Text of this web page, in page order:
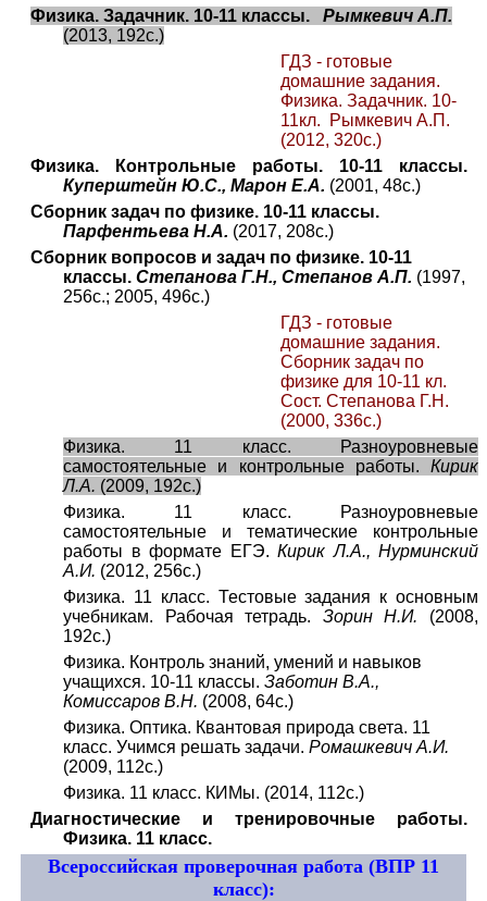
Физика. Задачник. 10-11 классы.
Рымкевич А.П.
(2013, 192с.)
ГДЗ - готовые
домашние задания.
Физика. Задачник. 10-
11кл. Рымкевич А.П.
(2012, 320с.)
Физика. Контрольные работы. 10-11 классы.
Куперштейн Ю.С., Марон Е.А. (2001, 48с.)
Сборник задач по физике. 10-11 классы.
Парфентьева Н.А. (2017, 208с.)
Сборник вопросов и задач по физике. 10-11
классы. Степанова Г.Н., Степанов А.П. (1997,
256с.; 2005, 496с.)
ГДЗ - готовые
домашние задания.
Сборник задач по
физике для 10-11 кл.
Сост. Степанова Г.Н.
(2000, 336с.)
Физика. 11 класс. Разноуровневые
самостоятельные и контрольные работы. Кирик
Л.А. (2009, 192с.)
Физика. 11 класс. Разноуровневые
самостоятельные и тематические контрольные
работы в формате ЕГЭ. Кирик Л.А., Нурминский
А.И. (2012, 256с.)
Физика. 11 класс. Тестовые задания к основным
учебникам. Рабочая тетрадь. Зорин Н.И. (2008,
192с.)
Физика. Контроль знаний, умений и навыков
учащихся. 10-11 классы. Заботин В.А.,
Комиссаров В.Н. (2008, 64с.)
Физика. Оптика. Квантовая природа света. 11
класс. Учимся решать задачи. Ромашкевич А.И.
(2009, 112с.)
Физика. 11 класс. КИМы. (2014, 112с.)
Диагностические и тренировочные работы.
Физика. 11 класс.
Всероссийская проверочная работа (ВПР 11
класс):